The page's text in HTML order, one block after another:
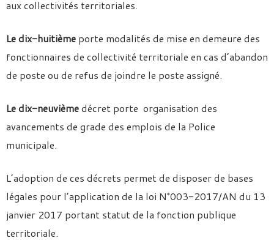
aux collectivités territoriales.
Le dix-huitième porte modalités de mise en demeure des
fonctionnaires de collectivité territoriale en cas d’abandon
de poste ou de refus de joindre le poste assigné.
Le dix-neuvièmedécret porte organisation des
avancements de grade des emplois de la Police
municipale.
L’adoption de ces décrets permet de disposer de bases
légales pour l’application de la loi N°003-2017/AN du 13
janvier 2017 portant statut de la fonction publique
territoriale.